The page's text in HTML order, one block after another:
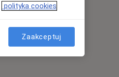
polityka cookies
Zaakceptuj